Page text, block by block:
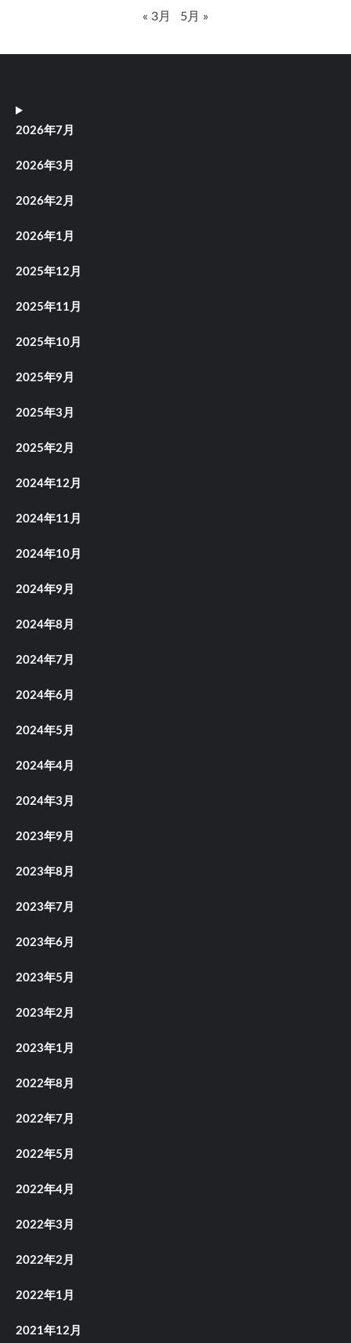
« 3月 5月 »
2026年7月
2026年3月
2026年2月
2026年1月
2025年12月
2025年11月
2025年10月
2025年9月
2025年3月
2025年2月
2024年12月
2024年11月
2024年10月
2024年9月
2024年8月
2024年7月
2024年6月
2024年5月
2024年4月
2024年3月
2023年9月
2023年8月
2023年7月
2023年6月
2023年5月
2023年2月
2023年1月
2022年8月
2022年7月
2022年5月
2022年4月
2022年3月
2022年2月
2022年1月
2021年12月